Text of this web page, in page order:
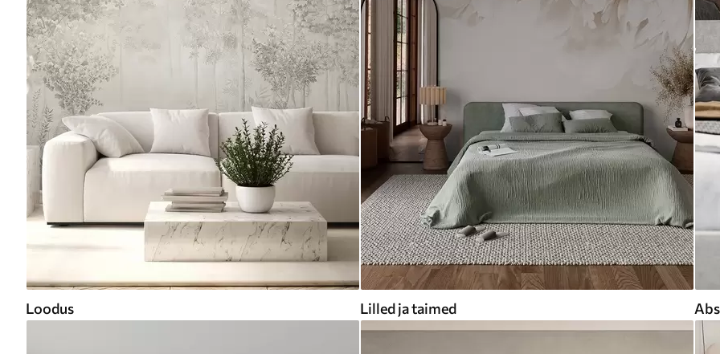
Loodus Lilled ja taimed